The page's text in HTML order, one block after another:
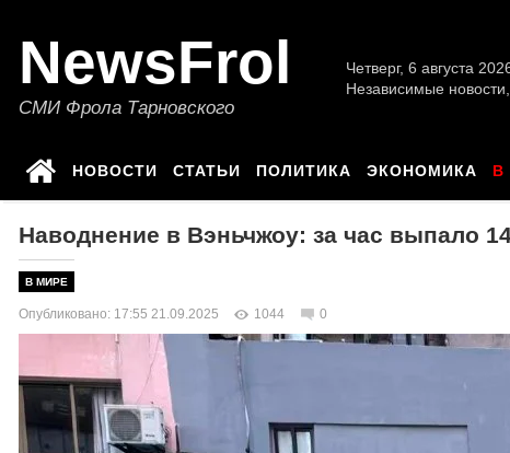
NewsFrol
СМИ Фрола Тарновского
Четверг, 6 августа
Независимые
НОВОСТИ СТАТЬИ ПОЛИТИКА ЭКОНОМИКА В
Наводнение в Вэньчжоу: за час выпало
В МИРЕ
Опубликовано: 17:55 21.09.2025 1044 0